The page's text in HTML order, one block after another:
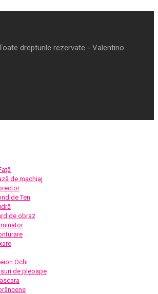
drepturile rezervate - Valentino
de machiaj
de Ten
de obraz
Ochi
de pleoape